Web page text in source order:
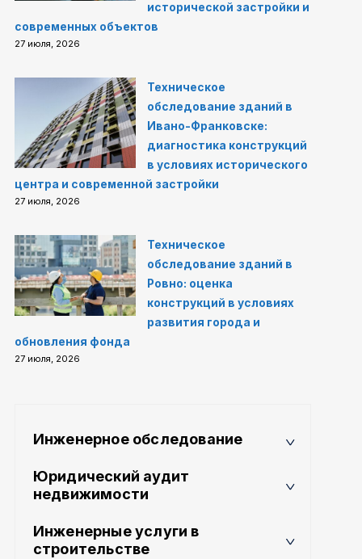
исторической застройки и
современных объектов
27 июля, 2026
Техническое
обследование зданий в
Ивано-Франковске:
диагностика конструкций
в условиях исторического
центра и современной застройки
27 июля, 2026
Техническое
обследование зданий в
Ровно: оценка
конструкций в условиях
развития города и
обновления фонда
27 июля, 2026
Инженерное обследование
Юридический аудит
недвижимости
Инженерные услуги в
строительстве